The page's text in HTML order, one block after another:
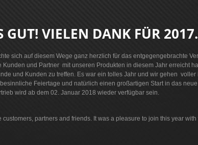
GUT! VIELEN DANK FÜR 2017.
sich auf diesem Wege ganz herzlich für das entgegengebrachte
Kunden und Partner mit unseren Produkten in diesem Jahr erreicht
und Kunden zu treffen. Es war ein tolles Jahr und wir gehen
Feiertage und natürlich einen großartigen Start in das
wird ab dem 02. Januar 2018 wieder verfügbar sein.
partners and friends. It was a pleasure to join this year